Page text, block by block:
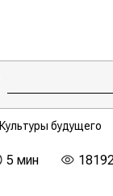
Культуры будущего
5 мин